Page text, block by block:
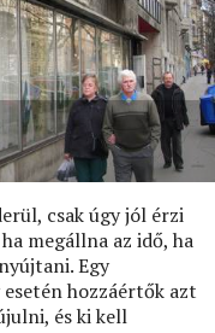
csak úgy jól érzi
megállna az idő, ha
Egy
hozzáértők azt
és ki kell